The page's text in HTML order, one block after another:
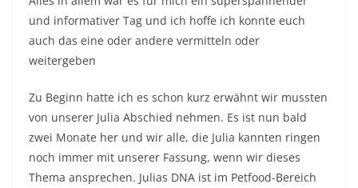
und informativer Tag und ich hoffe ich konnte euch
auch das eine oder andere vermitteln oder
weitergeben
Zu Beginn hatte ich es schon kurz erwähnt wir mussten
von unserer Julia Abschied nehmen. Es ist nun bald
zwei Monate her und wir alle, die Julia kannten ringen
noch immer mit unserer Fassung, wenn wir dieses
Thema ansprechen. Julias DNA ist im Petfood-Bereich